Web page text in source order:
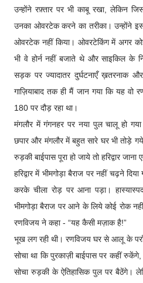
उन्होंने रफ़्तार पर भी काबू रखा, लेकिन
उनका ओवरटेक करने का तरीका। उन्होंने इस
ओवरटेक नहीं किया। ओवरटेकिंग में अगर कोई
भी वे होर्न नहीं बजाते थे और साइकिल
सड़क पर ज्यादातर दुर्घटनाएँ ख़तरनाक
गाज़ियाबाद तक ही मैं जान गया कि यह वो
180 पर दौड़ रहा था।
मंगलौर में गंगनहर पर नया पुल चालू हो
छपार और मंगलौर में बहुत सारे घर भी तोड़े
रुड़की बाईपास पूरा हो जाये तो हरिद्वार
हरिद्वार में भीमगोड़ा बैराज पर नहीं चढ़ने
करके चीला रोड़ पर आना पड़ा।
भीमगोड़ा बैराज पर आने के लिये कोई रोक
रणविजय ने कहा - “यह कैसी मज़ाक है!”
भूख लग रही थी। रणविजय घर से आलू के
सोचा था कि पुरकाज़ी बाईपास पर कहीं
सोचा रुड़की के ऐतिहासिक पुल पर बैठेंगे।